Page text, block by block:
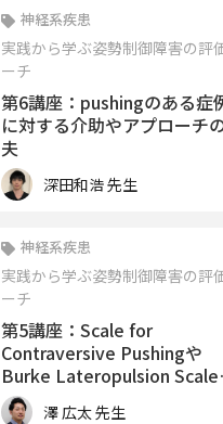
神経系疾患
実践から学ぶ姿勢制御障害の評
ーチ
第6講座：pushingのある症
に対する介助やアプローチ
夫
深田和浩 先生
神経系疾患
実践から学ぶ姿勢制御障害の評
ーチ
第5講座：Scale for
Contraversive Pushingや
Burke Lateropulsion Scale
実際
澤 広太 先生